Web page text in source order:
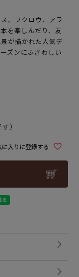
、フクロウ、アラ
を楽しんだり、友
が描かれた人気デ
ズンにふさわしい
）
に入りに登録する